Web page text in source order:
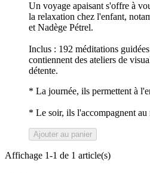
Un voyage apaisant s'offre à
la relaxation chez l'enfant,
et Nadège Pétrel.
Inclus : 192 méditations
contiennent des ateliers de
détente.
* La journée, ils permettent à
* Le soir, ils l'accompagnent au
Ajouter au panier
Affichage 1-1 de 1 article(s)